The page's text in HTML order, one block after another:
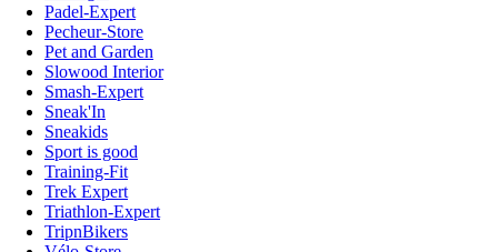
Padel-Expert
Pecheur-Store
Pet and Garden
Slowood Interior
Smash-Expert
Sneak'In
Sneakids
Sport is good
Training-Fit
Trek Expert
Triathlon-Expert
TripnBikers